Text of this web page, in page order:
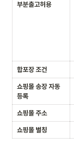
부분출고허용
합포장 조건
쇼핑몰 송장 자동
등록
쇼핑몰 주소
쇼핑몰 별칭